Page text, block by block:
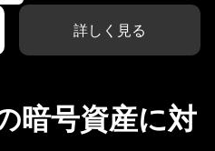
詳しく見る
暗号資産に対